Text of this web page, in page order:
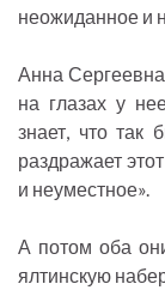
неожиданное и
Анна
на глазах у
знает, что так
раздражает
и неуместное».
А потом оба
ялтинскую